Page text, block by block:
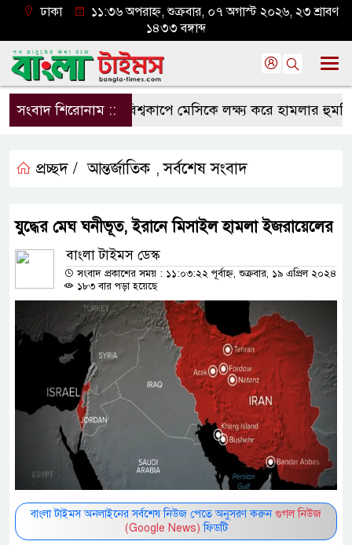
ঢাকা
১১:৩৬ অপরাহ্ন, শুক্রবার, ০৭ অগাস্ট ২০২৬, ২৩ শ্রাবণ
১৪৩৩ বঙ্গাব্দ
সংবাদ শিরোনাম ::বিশ্বকাপে মেসিকে লক্ষ্য করে হামলার হুমকি,
প্রচ্ছদ / আন্তর্জাতিক ,সর্বশেষ সংবাদ
যুদ্ধের মেঘ ঘনীভূত, ইরানে মিসাইল হামলা ইজরায়েলের
বাংলা টাইমস ডেস্ক
সংবাদ প্রকাশের সময় : ১১:০৩:২২ পূর্বাহ্ন, শুক্রবার, ১৯ এপ্রিল ২০২৪
১৮৩ বার পড়া হয়েছে
বাংলা টাইমস অনলাইনের সর্বশেষ নিউজ পেতে অনুসরণ করুন গুগল নিউজ
(Google News) ফিডটি